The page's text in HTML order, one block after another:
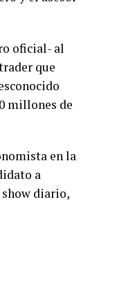
oficial- al
que
millones de
en la
a
diario,